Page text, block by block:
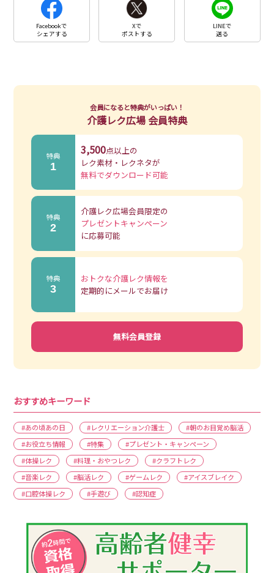
Facebookで
シェアする
Xで
ポストする
LINEで
送る
会員になると特典がいっぱい！
介護レク広場 会員特典
特典
1
3,500点以上の
レク素材・レクネタが
無料でダウンロード可能
特典
2
介護レク広場会員限定の
プレゼントキャンペーン
に応募可能
特典
3
おトクな介護レク情報を
定期的にメールでお届け
無料会員登録
おすすめキーワード
#あの頃あの日 #レクリエーション介護士
#朝のお目覚め脳活
#お役立ち情報
#特集
#プレゼント・キャンペーン
#体操レク
#料理・おやつレク
#クラフトレク
#音楽レク
#脳活レク #ゲームレク
#アイスブレイク
#口腔体操レク
#手遊び #認知症